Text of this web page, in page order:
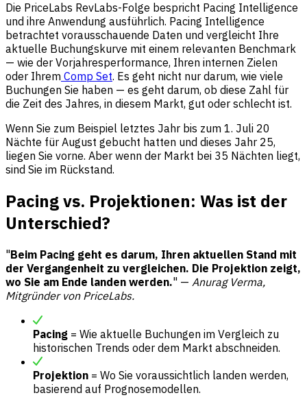
Die PriceLabs RevLabs-Folge bespricht Pacing Intelligence
und ihre Anwendung ausführlich. Pacing Intelligence
betrachtet vorausschauende Daten und vergleicht Ihre
aktuelle Buchungskurve mit einem relevanten Benchmark
— wie der Vorjahresperformance, Ihren internen Zielen
oder Ihrem Comp Set. Es geht nicht nur darum, wie viele
Buchungen Sie haben — es geht darum, ob diese Zahl für
die Zeit des Jahres, in diesem Markt, gut oder schlecht ist.
Wenn Sie zum Beispiel letztes Jahr bis zum 1. Juli 20
Nächte für August gebucht hatten und dieses Jahr 25,
liegen Sie vorne. Aber wenn der Markt bei 35 Nächten liegt,
sind Sie im Rückstand.
Pacing vs. Projektionen: Was ist der
Unterschied?
"Beim Pacing geht es darum, Ihren aktuellen Stand mit
der Vergangenheit zu vergleichen. Die Projektion zeigt,
wo Sie am Ende landen werden." — Anurag Verma,
Mitgründer von PriceLabs.
Pacing = Wie aktuelle Buchungen im Vergleich zu
historischen Trends oder dem Markt abschneiden.
Projektion = Wo Sie voraussichtlich landen werden,
basierend auf Prognosemodellen.